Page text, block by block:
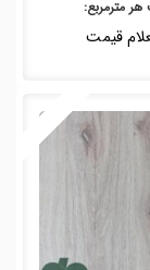
هر مترمربع:
قیمت